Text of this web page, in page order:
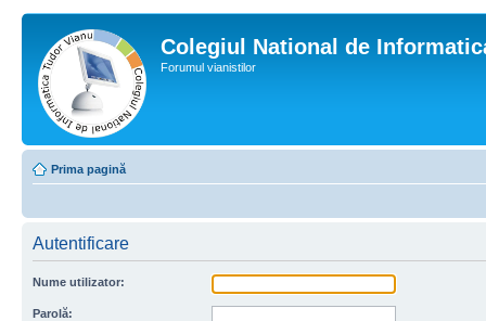
Colegiul National de
Forumul vianistilor
Prima pagină
Autentificare
Nume utilizator:
Parolă: